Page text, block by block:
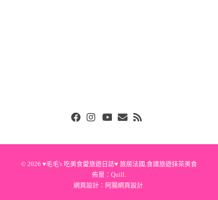
© 2026 ♥毛毛's 吃美食愛旅遊日誌♥ 旅居法國,食譜旅遊抹茶美食
佈景： Quill
網頁設計： 阿腸網頁設計